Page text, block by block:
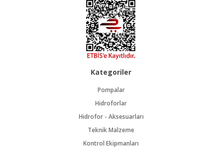
Kategoriler
Pompalar
Hidroforlar
Hidrofor - Aksesuarları
Teknik Malzeme
Kontrol Ekipmanları